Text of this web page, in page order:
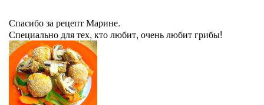
Спасибо за рецепт Марине.
Специально для тех, кто любит, очень любит грибы!